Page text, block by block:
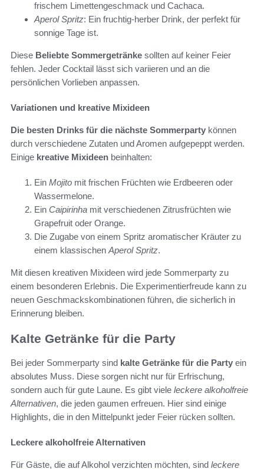
frischem Limettengeschmack und Cachaca.
Aperol Spritz: Ein fruchtig-herber Drink, der perfekt für
sonnige Tage ist.
Diese Beliebte Sommergetränke sollten auf keiner Feier
fehlen. Jeder Cocktail lässt sich variieren und an die
persönlichen Vorlieben anpassen.
Variationen und kreative Mixideen
Die besten Drinks für die nächste Sommerparty können
durch verschiedene Zutaten und Aromen aufgepeppt werden.
Einige kreative Mixideen beinhalten:
Ein Mojito mit frischen Früchten wie Erdbeeren oder
Wassermelone.
Ein Caipirinha mit verschiedenen Zitrusfrüchten wie
Grapefruit oder Orange.
Die Zugabe von einem Spritz aromatischer Kräuter zu
einem klassischen Aperol Spritz.
Mit diesen kreativen Mixideen wird jede Sommerparty zu
einem besonderen Erlebnis. Die Experimentierfreude kann zu
neuen Geschmackskombinationen führen, die sicherlich in
Erinnerung bleiben.
Kalte Getränke für die Party
Bei jeder Sommerparty sind kalte Getränke für die Party ein
absolutes Muss. Diese sorgen nicht nur für Erfrischung,
sondern auch für gute Laune. Es gibt viele leckere alkoholfreie
Alternativen, die jeden gaumen erfreuen. Hier sind einige
Highlights, die in den Mittelpunkt jeder Feier rücken sollten.
Leckere alkoholfreie Alternativen
Für Gäste, die auf Alkohol verzichten möchten, sind leckere